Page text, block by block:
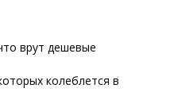
врут дешевые
колеблется в